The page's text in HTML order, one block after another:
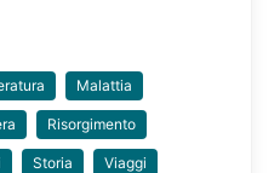
Malattia
Risorgimento
Storia Viaggi